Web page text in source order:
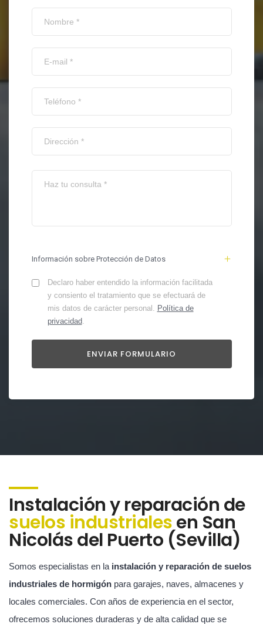
Información sobre Protección de Datos
Declaro haber entendido la información facilitada
y consiento el tratamiento que se efectuará de
mis datos de carácter personal. Política de
privacidad.
Instalación y reparación de
suelos industrialesen San
Nicolás del Puerto (Sevilla)
Somos especialistas en la instalación y reparación de suelos
industriales de hormigón para garajes, naves, almacenes y
locales comerciales. Con años de experiencia en el sector,
ofrecemos soluciones duraderas y de alta calidad que se